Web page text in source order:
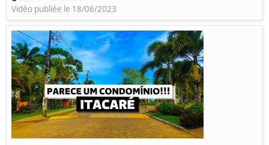
Vidéo publiée le 18/06/2023